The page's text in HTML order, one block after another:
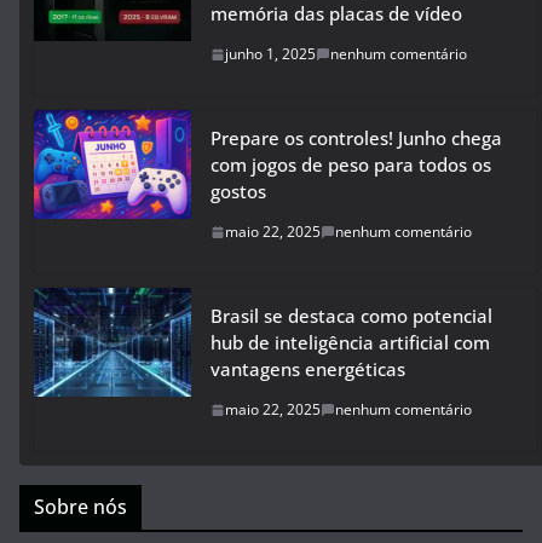
memória das placas de vídeo
junho 1, 2025 nenhum comentário
Prepare os controles! Junho chega
com jogos de peso para todos os
gostos
maio 22, 2025 nenhum comentário
Brasil se destaca como potencial
hub de inteligência artificial com
vantagens energéticas
maio 22, 2025 nenhum comentário
Sobre nós